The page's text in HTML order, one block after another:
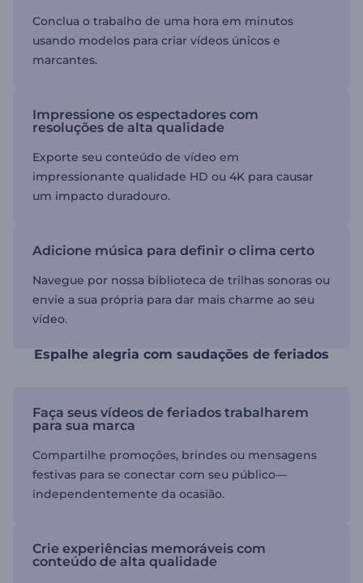
Conclua o trabalho de uma hora em minutos
usando modelos para criar vídeos únicos e
marcantes.
Impressione os espectadores com
resoluções de alta qualidade
Exporte seu conteúdo de vídeo em
impressionante qualidade HD ou 4K para causar
um impacto duradouro.
Adicione música para definir o clima certo
Navegue por nossa biblioteca de trilhas sonoras ou
envie a sua própria para dar mais charme ao seu
vídeo.
Espalhe alegria com saudações de feriados
Faça seus vídeos de feriados trabalharem
para sua marca
Compartilhe promoções, brindes ou mensagens
festivas para se conectar com seu público—
independentemente da ocasião.
Crie experiências memoráveis com
conteúdo de alta qualidade